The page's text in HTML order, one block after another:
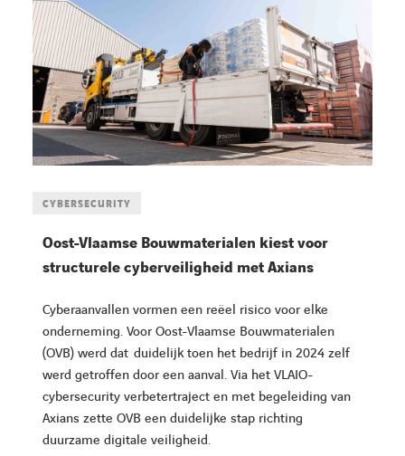
CYBERSECURITY
Oost-Vlaamse Bouwmaterialen kiest voor
structurele cyberveiligheid met Axians
Cyberaanvallen vormen een reëel risico voor elke
onderneming. Voor Oost-Vlaamse Bouwmaterialen
(OVB) werd dat duidelijk toen het bedrijf in 2024 zelf
werd getroffen door een aanval. Via het VLAIO-
cybersecurity verbetertraject en met begeleiding van
Axians zette OVB een duidelijke stap richting
duurzame digitale veiligheid.